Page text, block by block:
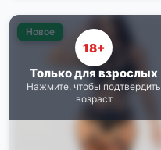
Новое
18+
Только для взрослых
Нажмите, чтобы подтвердить
возраст